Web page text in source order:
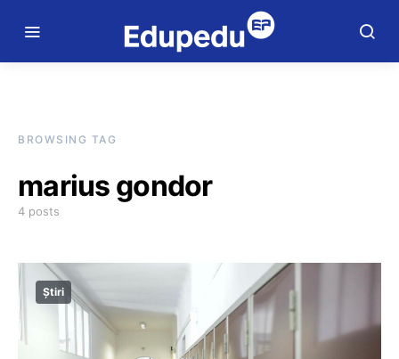
BROWSING TAG
marius gondor
4 posts
Știri